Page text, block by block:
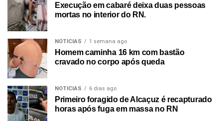
Execução em cabaré deixa duas pessoas
mortas no interior do RN.
NOTICIAS 1 semana ago
Homem caminha 16 km com bastão
cravado no corpo após queda
NOTICIAS 6 dias ago
Primeiro foragido de Alcaçuz é recapturado
horas após fuga em massa no RN